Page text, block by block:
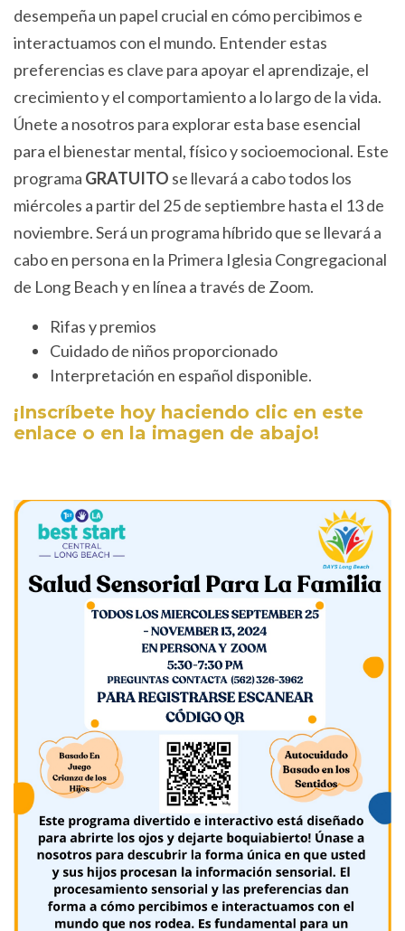
desempeña un papel crucial en cómo percibimos e
interactuamos con el mundo. Entender estas
preferencias es clave para apoyar el aprendizaje, el
crecimiento y el comportamiento a lo largo de la vida.
Únete a nosotros para explorar esta base esencial
para el bienestar mental, físico y socioemocional. Este
programa GRATUITO se llevará a cabo todos los
miércoles a partir del 25 de septiembre hasta el 13 de
noviembre. Será un programa híbrido que se llevará a
cabo en persona en la Primera Iglesia Congregacional
de Long Beach y en línea a través de Zoom.
Rifas y premios
Cuidado de niños proporcionado
Interpretación en español disponible.
¡Inscríbete hoy haciendo clic en este
enlace o en la imagen de abajo!